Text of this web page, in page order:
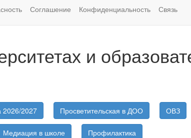
Соглашение Конфиденциальность Связь
и
2026/2027 Просветительская в ДОО ОВЗ
Медиация в школе Профилактика